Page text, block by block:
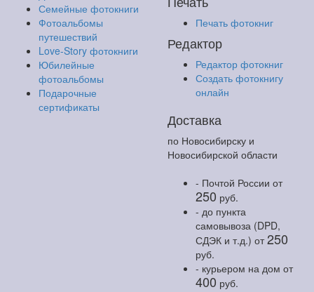
Семейные фотокниги
Фотоальбомы
путешествий
Love-Story фотокниги
Юбилейные
фотоальбомы
Подарочные
сертификаты
Печать фотокниг
Редактор
Редактор фотокниг
Создать фотокнигу
онлайн
Доставка
по Новосибирску и
Новосибирской области
- Почтой России от
250 руб.
- до пункта
самовывоза (DPD,
СДЭК и т.д.) от250
руб.
- курьером на дом от
400 руб.